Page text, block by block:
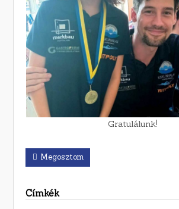
Gratulálunk!
Megosztom
Címkék